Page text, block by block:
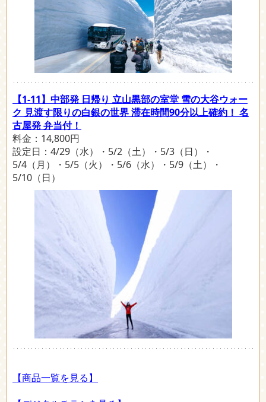
【1-11】中部発 日帰り 立山黒部の室堂 雪の大谷ウォー
ク 見渡す限りの白銀の世界 滞在時間90分以上確約！ 名
古屋発 弁当付！
料金：14,800円
設定日：4/29（水）・5/2（土）・5/3（日）・
5/4（月）・5/5（火）・5/6（水）・5/9（土）・
5/10（日）
【商品一覧を見る】